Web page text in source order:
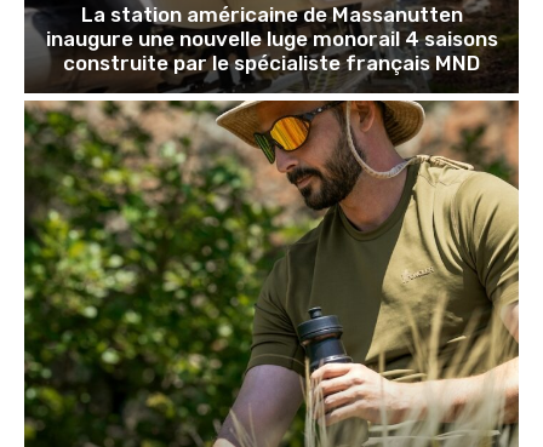
La station américaine de Massanutten
inaugure une nouvelle luge monorail 4 saisons
construite par le spécialiste français MND